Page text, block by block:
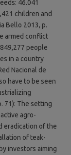
46.041
children and
Bello 2013, p.
armed conflict
people
in a country
Nacional de
have to be seen
71): The setting
agro-
eradication of the
of teak-
investors aiming